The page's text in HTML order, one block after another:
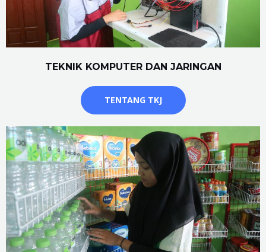
TEKNIK KOMPUTER DAN JARINGAN
TENTANG TKJ